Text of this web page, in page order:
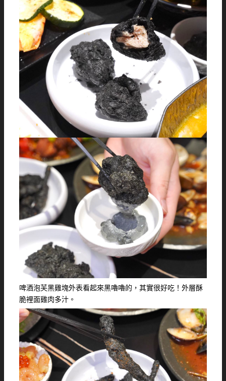
啤酒泡芙黑雞塊外表看起來黑嚕嚕的，其實很好吃！外層酥
脆裡面雞肉多汁。